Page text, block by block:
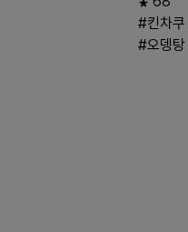
#킨차쿠
#오뎅탕